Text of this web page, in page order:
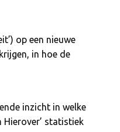
op een nieuwe
in hoe de
inzicht in welke
Hierover’ statistiek